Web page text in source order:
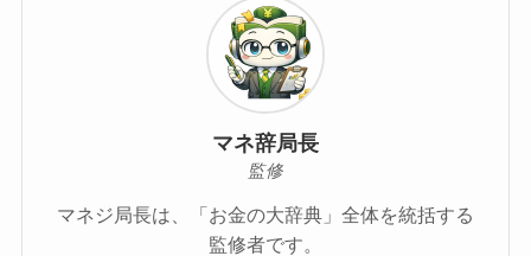
マネ辞局長
監修
マネジ局長は、「お金の大辞典」全体を統括する
監修者です。